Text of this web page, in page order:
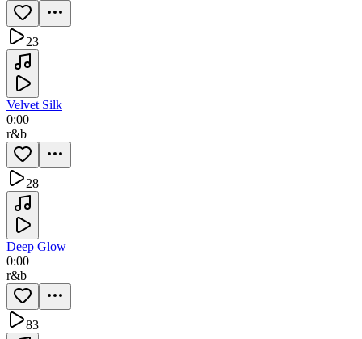
23
Velvet Silk
0:00
r&b
28
Deep Glow
0:00
r&b
83